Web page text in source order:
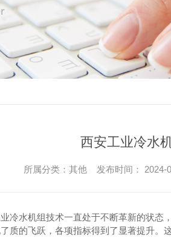
西安工业冷水
所属分类：其他 发布时间： 2024-
冷水机组技术一直处于不断革新的状态
质的飞跃，各项指标得到了显著提升。